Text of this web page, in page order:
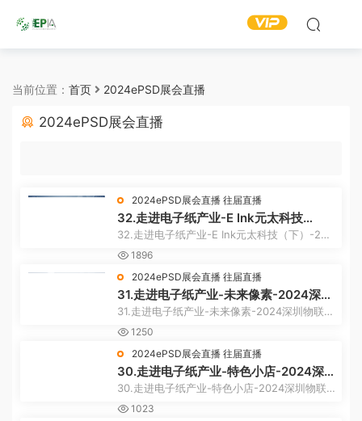
当前位置： 首页 2024ePSD展会直播
2024ePSD展会直播
2024ePSD展会直播 往届直播
32.走进电子纸产业-E Ink元太科技
（下）-2024深圳物联网展
32.走进电子纸产业-E Ink元太科技（下）-202
4深圳物联网展
1896
2024ePSD展会直播 往届直播
31.走进电子纸产业-未来像素-2024深圳
物联网展
31.走进电子纸产业-未来像素-2024深圳物联网
展 1250
2024ePSD展会直播 往届直播
30.走进电子纸产业-特色小店-2024深
圳物联网展
30.走进电子纸产业-特色小店-2024深圳物联
网展1023